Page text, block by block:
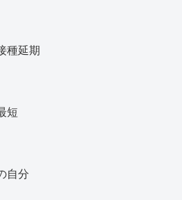
種延期
短
自分